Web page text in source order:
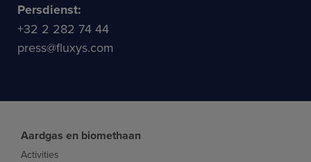
Persdienst:
+32 2 282 74 44
press@fluxys.com
Aardgas en biomethaan
Activities